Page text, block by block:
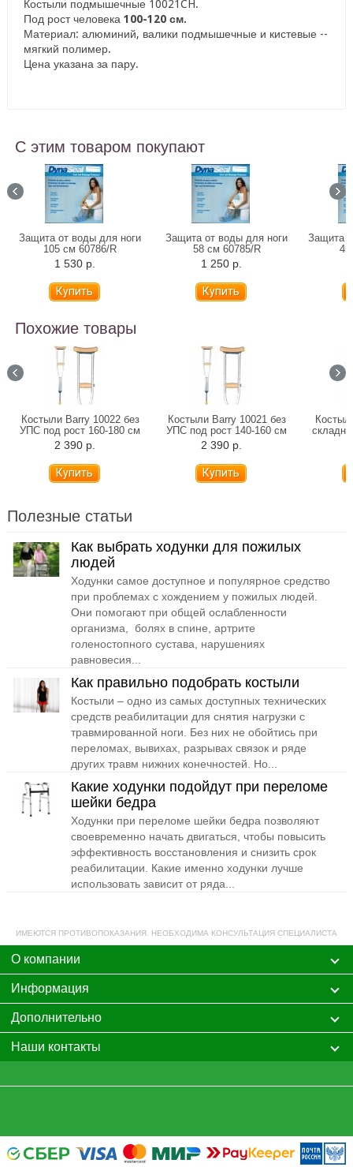
Костыли подмышечные 10021CH.
Под рост человека 100-120 см.
Материал: алюминий, валики подмышечные и кистевые --
мягкий полимер.
Цена указана за пару.
С этим товаром покупают
Защита от воды для ноги
105 см 60786/R
1 530 р.
Защита от воды для ноги
58 см 60785/R
1 250 р.
Защита
45
Похожие товары
Костыли Barry 10022 без
УПС под рост 160-180 см
2 390 р.
Костыли Barry 10021 без
УПС под рост 140-160 см
2 390 р.
Полезные статьи
Как выбрать ходунки для пожилых
людей
Ходунки самое доступное и популярное средство
при проблемах с хождением у пожилых людей.
Они помогают при общей ослабленности
организма, болях в спине, артрите
голеностопного сустава, нарушениях
равновесия...
Как правильно подобрать костыли
Костыли – одно из самых доступных технических
средств реабилитации для снятия нагрузки с
травмированной ноги. Без них не обойтись при
переломах, вывихах, разрывах связок и ряде
других травм нижних конечностей. Но...
Какие ходунки подойдут при переломе
шейки бедра
Ходунки при переломе шейки бедра позволяют
своевременно начать двигаться, чтобы повысить
эффективность восстановления и снизить срок
реабилитации. Какие именно ходунки лучше
использовать зависит от ряда...
ИМЕЮТСЯ ПРОТИВОПОКАЗАНИЯ. НЕОБХОДИМА КОНСУЛЬТАЦИЯ СПЕЦИАЛИСТА
О компании
Информация
Дополнительно
Наши контакты